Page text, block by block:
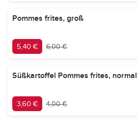
Pommes frites, groß
5,40 € 6,00 €
Süßkartoffel Pommes frites, normal
3,60 € 4,00 €